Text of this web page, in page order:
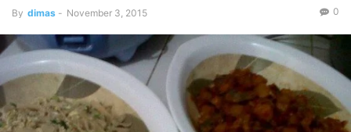
By dimas - November 3, 2015 0